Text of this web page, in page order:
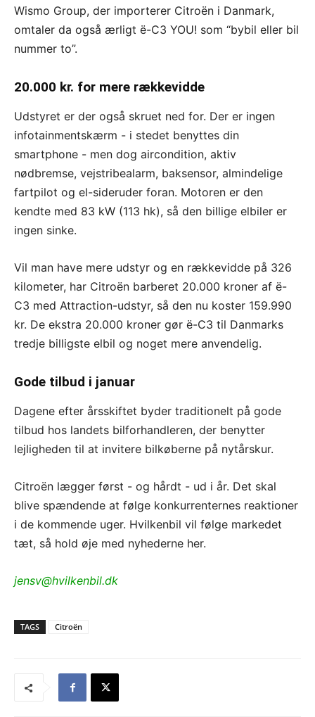
Wismo Group, der importerer Citroën i Danmark,
omtaler da også ærligt ë-C3 YOU! som “bybil eller bil
nummer to”.
20.000 kr. for mere rækkevidde
Udstyret er der også skruet ned for. Der er ingen
infotainmentskærm - i stedet benyttes din
smartphone - men dog aircondition, aktiv
nødbremse, vejstribealarm, baksensor, almindelige
fartpilot og el-sideruder foran. Motoren er den
kendte med 83 kW (113 hk), så den billige elbiler er
ingen sinke.
Vil man have mere udstyr og en rækkevidde på 326
kilometer, har Citroën barberet 20.000 kroner af ë-
C3 med Attraction-udstyr, så den nu koster 159.990
kr. De ekstra 20.000 kroner gør ë-C3 til Danmarks
tredje billigste elbil og noget mere anvendelig.
Gode tilbud i januar
Dagene efter årsskiftet byder traditionelt på gode
tilbud hos landets bilforhandleren, der benytter
lejligheden til at invitere bilkøberne på nytårskur.
Citroën lægger først - og hårdt - ud i år. Det skal
blive spændende at følge konkurrenternes reaktioner
i de kommende uger. Hvilkenbil vil følge markedet
tæt, så hold øje med nyhederne her.
jensv@hvilkenbil.dk
TAGS Citroën